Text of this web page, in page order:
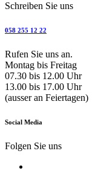
Schreiben Sie uns
058 255 12 22
Rufen Sie uns an.
Montag bis Freitag
07.30 bis 12.00 Uhr
13.00 bis 17.00 Uhr
(ausser an Feiertagen)
Social Media
Folgen Sie uns